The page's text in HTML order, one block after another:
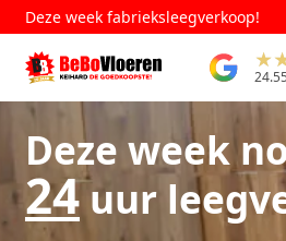
Deze week fabrieksleegverkoop!
Deze week
24uur